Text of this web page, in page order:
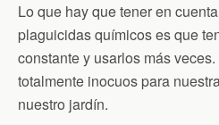
Lo que hay que tener en
plaguicidas químicos es que
constante y usarlos más
totalmente inocuos para
nuestro jardín.